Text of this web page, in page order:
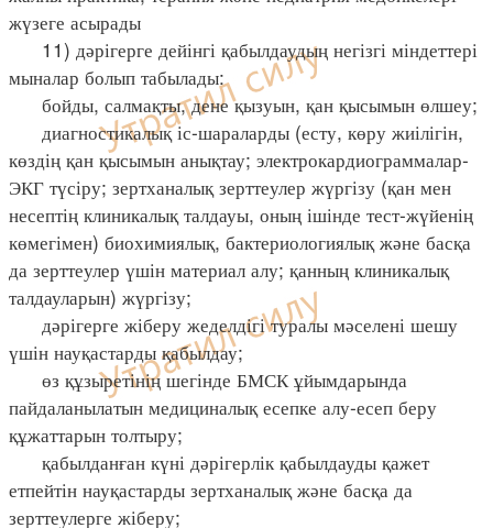
жүзеге асырады
11) дәрігерге дейінгі қабылдаудың негізгі міндеттері
мыналар болып табылады:
бойды, салмақты, дене қызуын, қан қысымын өлшеу;
диагностикалық іс-шараларды (есту, көру жиілігін,
көздің қан қысымын анықтау; электрокардиограммалар-
ЭКГ түсіру; зертханалық зерттеулер жүргізу (қан мен
несептің клиникалық талдауы, оның ішінде тест-жүйенің
көмегімен) биохимиялық, бактериологиялық және басқа
да зерттеулер үшін материал алу; қанның клиникалық
талдауларын) жүргізу;
дәрігерге жіберу жеделдігі туралы мәселені шешу
үшін науқастарды қабылдау;
өз құзыретінің шегінде БМСК ұйымдарында
пайдаланылатын медициналық есепке алу-есеп беру
құжаттарын толтыру;
қабылданған күні дәрігерлік қабылдауды қажет
етпейтін науқастарды зертханалық және басқа да
зерттеулерге жіберу;